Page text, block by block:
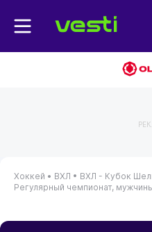
Хоккей • ВХЛ • ВХЛ - Кубок
Регулярный чемпионат,